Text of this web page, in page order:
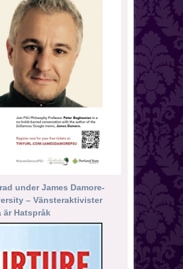
under James Damore-
– Vänsteraktivister
Hatspråk